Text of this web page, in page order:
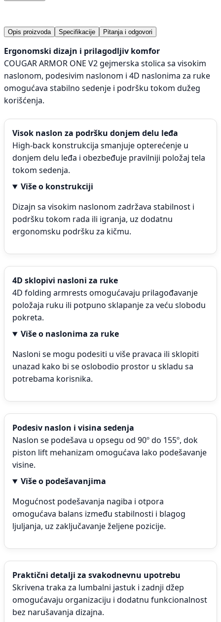
Opis proizvoda Specifikacije Pitanja i odgovori
Ergonomski dizajn i prilagodljiv komfor
COUGAR ARMOR ONE V2 gejmerska stolica sa visokim
naslonom, podesivim naslonom i 4D naslonima za ruke
omogućava stabilno sedenje i podršku tokom dužeg
korišćenja.
Visok naslon za podršku donjem delu leđa
High-back konstrukcija smanjuje opterećenje u
donjem delu leđa i obezbeđuje pravilniji položaj tela
tokom sedenja.
Više o konstrukciji
Dizajn sa visokim naslonom zadržava stabilnost i
podršku tokom rada ili igranja, uz dodatnu
ergonomsku podršku za kičmu.
4D sklopivi nasloni za ruke
4D folding armrests omogućavaju prilagođavanje
položaja ruku ili potpuno sklapanje za veću slobodu
pokreta.
Više o naslonima za ruke
Nasloni se mogu podesiti u više pravaca ili sklopiti
unazad kako bi se oslobodio prostor u skladu sa
potrebama korisnika.
Podesiv naslon i visina sedenja
Naslon se podešava u opsegu od 90º do 155º, dok
piston lift mehanizam omogućava lako podešavanje
visine.
Više o podešavanjima
Mogućnost podešavanja nagiba i otpora
omogućava balans između stabilnosti i blagog
ljuljanja, uz zaključavanje željene pozicije.
Praktični detalji za svakodnevnu upotrebu
Skrivena traka za lumbalni jastuk i zadnji džep
omogućavaju organizaciju i dodatnu funkcionalnost
bez narušavanja dizajna.